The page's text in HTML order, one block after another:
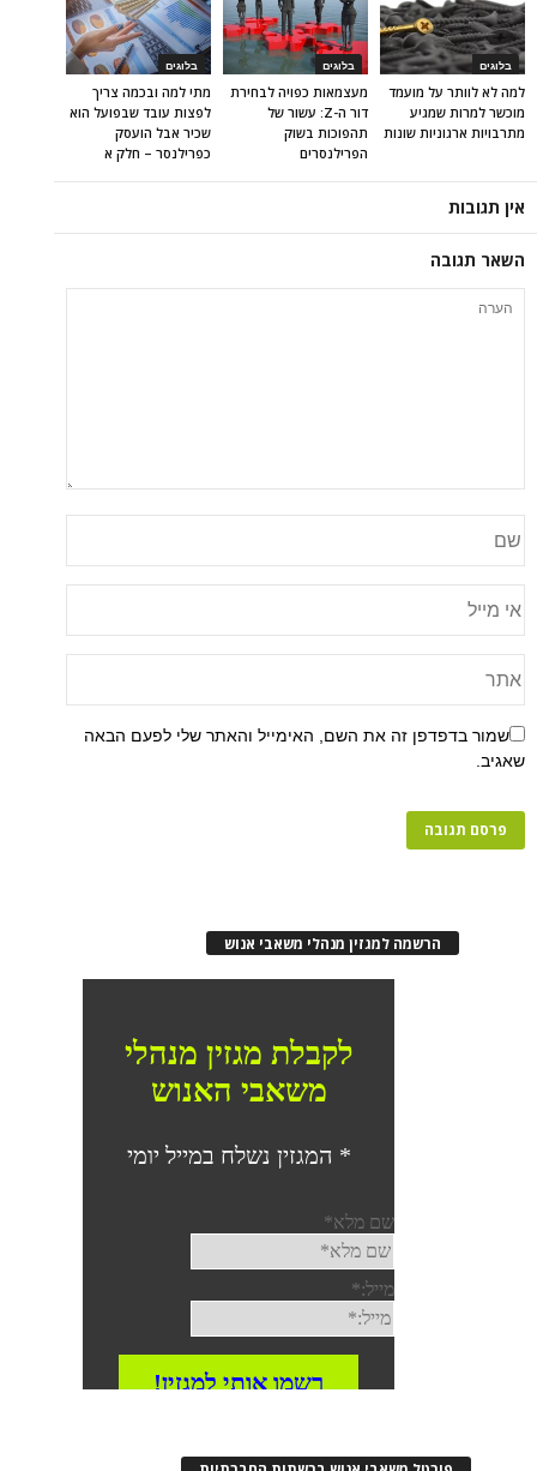
בלוגים
מתי למה ובכמה צריך
לפצות עובד שבפועל הוא
שכיר אבל הועסק
כפרילנסר – חלק א
בלוגים
מעצמאות כפויה לבחירת
דור ה-Z: עשור של
תהפוכות בשוק
הפרילנסרים
בלוגים
למה לא לוותר על מועמד
מוכשר למרות שמגיע
מתרבויות ארגוניות שונות
אין תגובות
השאר תגובה
שמור בדפדפן זה את השם, האימייל והאתר שלי לפעם הבאה
שאגיב.
הרשמה למגזין מנהלי משאבי אנוש